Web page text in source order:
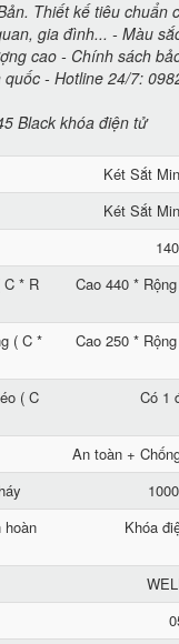
Thiết kế tiêu chuẩn
gia đình... - Màu
cao - Chính sách
- Hotline 24/7:
Két Sắt
Két Sắt
* R
Cao 440 *
( C *
Cao 250 *
( C
Có 1
An toàn +
hoàn
Khóa